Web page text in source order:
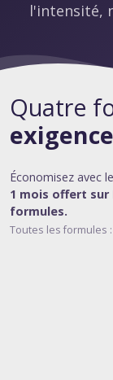
l'intensité,
Quatre
exigence
Économisez avec
1 mois offert sur
formules.
Toutes les formules